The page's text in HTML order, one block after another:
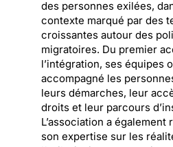
des personnes exilées,
contexte marqué par des
croissantes autour des
migratoires. Du premier
l’intégration, ses équipes
accompagné les
leurs démarches, leur
droits et leur parcours
L’association a également
son expertise sur les